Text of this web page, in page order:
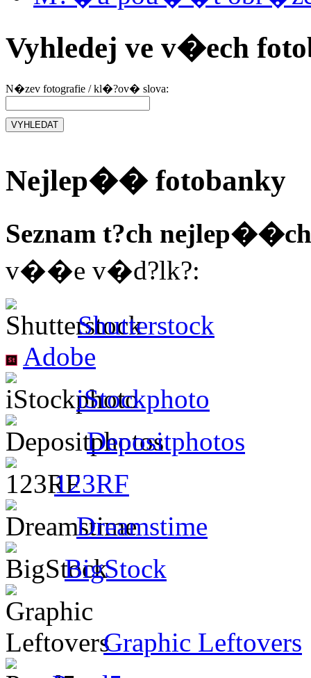
Vyhledej ve v�ech
N�zev fotografie / kl�?ov� slova:
Nejlep�� fotobanky
Seznam t?ch
v��e v�d?lk?:
Shutterstock
Adobe
iStockphoto
Depositphotos
123RF
Dreamstime
BigStock
Graphic Leftovers